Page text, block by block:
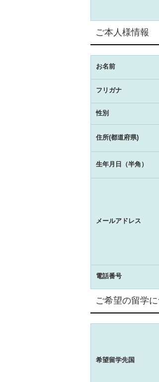
ご本人様情報
お名前
フリガナ
性別
住所(都道府県)
生年月日（半角）
メールアドレス
電話番号
ご希望の留学
希望留学先国